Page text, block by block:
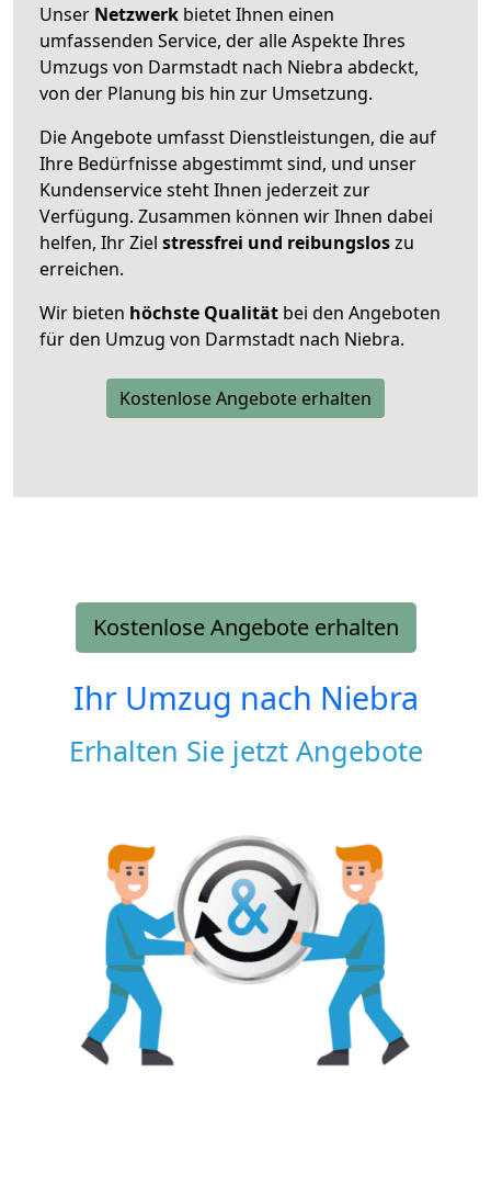
Unser Netzwerk bietet Ihnen einen
umfassenden Service, der alle Aspekte Ihres
Umzugs von Darmstadt nach Niebra abdeckt,
von der Planung bis hin zur Umsetzung.
Die Angebote umfasst Dienstleistungen, die auf
Ihre Bedürfnisse abgestimmt sind, und unser
Kundenservice steht Ihnen jederzeit zur
Verfügung. Zusammen können wir Ihnen dabei
helfen, Ihr Ziel stressfrei und reibungsloszu
erreichen.
Wir bieten höchste Qualität bei den Angeboten
für den Umzug von Darmstadt nach Niebra.
Kostenlose Angebote erhalten
Kostenlose Angebote erhalten
Ihr Umzug nach Niebra
Erhalten Sie jetzt Angebote